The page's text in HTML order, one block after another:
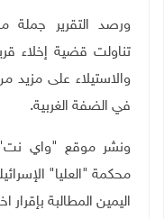
ورصد التقرير جملة من
تناولت قضية إخلاء
والاستيلاء على
في الضفة الغربية.
ونشر موقع "واي نت"
محكمة "العليا"
اليمين المطالبة بإقرار